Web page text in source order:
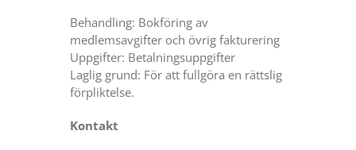
Behandling: Bokföring av
medlemsavgifter och övrig fakturering
Uppgifter: Betalningsuppgifter
Laglig grund: För att fullgöra en rättslig
förpliktelse.
Kontakt